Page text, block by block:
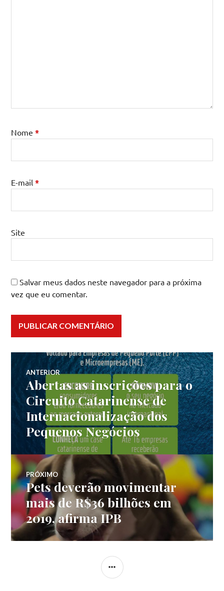
Nome*
E-mail*
Site
Salvar meus dados neste navegador para a próxima
vez que eu comentar.
Navegação
de
Post
ANTERIOR
Post
anterior:
Abertas as inscrições para o
Circuito Catarinense de
Internacionalização dos
Pequenos Negócios
PRÓXIMO
Próximo
post:
Pets deverão movimentar
mais de R$36 bilhões em
2019, afirma IPB
LATERAL